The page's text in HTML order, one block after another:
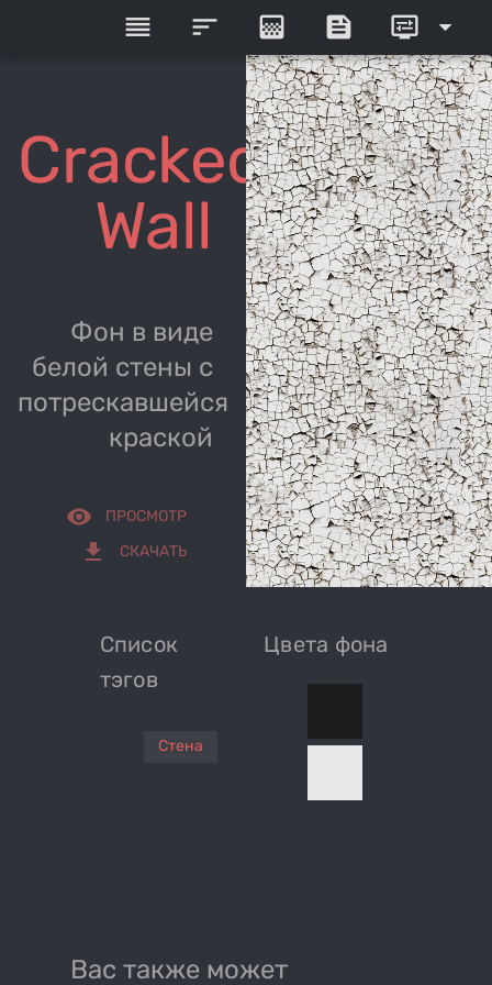
reorder sort gradient feed display_settings arrow_drop_down
Cracked
Wall
Фон в виде
белой стены с
потрескавшейся
краской
remove_red_eye ПРОСМОТР
get_app СКАЧАТЬ
Список
тэгов
Стена
Цвета фона
Вас также может